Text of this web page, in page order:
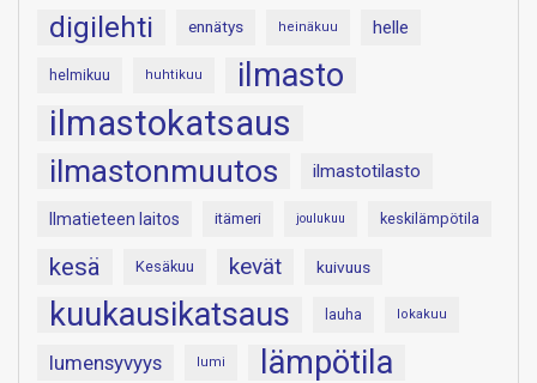
digilehti ennätys heinäkuu helle
helmikuu huhtikuu ilmasto
ilmastokatsaus
ilmastonmuutos ilmastotilasto
Ilmatieteen laitos itämeri joulukuu keskilämpötila
kesä Kesäkuu kevät kuivuus
kuukausikatsaus lauha lokakuu
lumensyvyys lumi lämpötila